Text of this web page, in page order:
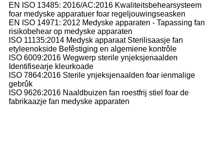
EN ISO 13485: 2016/AC:2016 Kwaliteitsbehearsysteem
foar medyske apparatuer foar regeljouwingseasken
EN ISO 14971: 2012 Medyske apparaten - Tapassing fan
risikobehear op medyske apparaten
ISO 11135:2014 Medysk apparaat Sterilisaasje fan
etyleenokside Befêstiging en algemiene kontrôle
ISO 6009:2016 Wegwerp sterile ynjeksjenaalden
Identifisearje kleurkoade
ISO 7864:2016 Sterile ynjeksjenaalden foar ienmalige
gebrûk
ISO 9626:2016 Naaldbuizen fan roestfrij stiel foar de
fabrikaazje fan medyske apparaten